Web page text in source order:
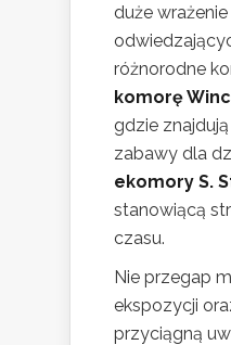
duże wrażenie
różnorodne
komorę
gdzie
zabawy dla
ekomory S.
stanowiącą
czasu.
Nie przegap
ekspozycji
przyciągną